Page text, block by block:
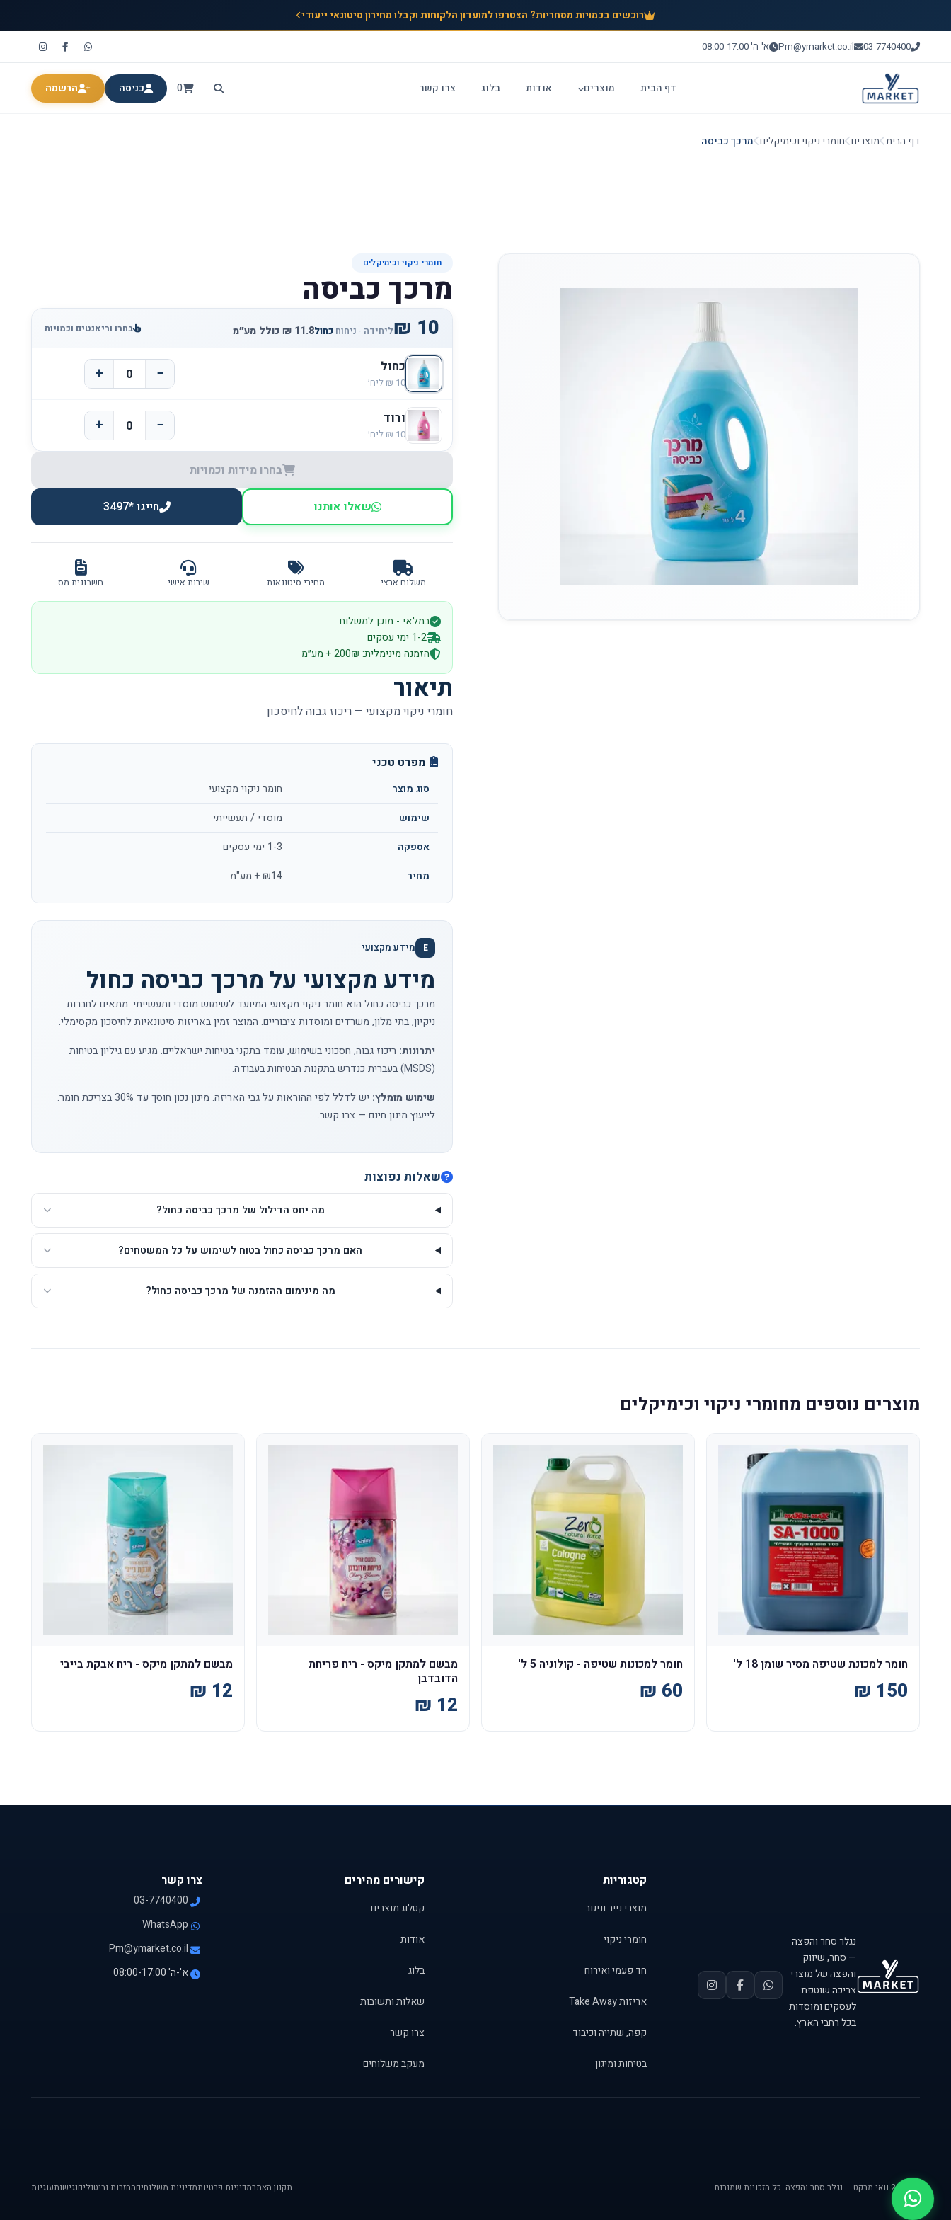
רוכשים בכמויות מסחריות? הצטרפו למועדון הלקוחות וקבלו מחירון סיטונאי ייעודי
03-7740400
Pm@ymarket.co.il א'-ה' 08:00-17:00
דף הבית מוצרים אודות בלוג צרו קשר 0 כניסה הרשמה
דף הבית מוצרים חומרי ניקוי וכימיקלים מרכך כביסה
חומרי ניקוי וכימיקלים
מרכך כביסה
ליחידה · ניחוח כחול בחרו וריאנטים וכמויות
כחול −
+
ורוד −
+
בחרו מידות וכמויות
שאלו אותנו חייגו *3497
משלוח ארצי מחירי סיטונאות שירות אישי חשבונית מס
במלאי - מוכן למשלוח
1-2 ימי עסקים
הזמנה מינימלית: 200₪ + מע״מ
תיאור
חומרי ניקוי מקצועי — ריכוז גבוה לחיסכון
מפרט טכני
סוג מוצר
חומר ניקוי מקצועי
שימוש
מוסדי / תעשייתי
אספקה
1-3 ימי עסקים
מחיר
₪14 + מע"מ
E מידע מקצועי
מידע מקצועי על מרכך כביסה כחול
מרכך כביסה כחול הוא חומר ניקוי מקצועי המיועד לשימוש מוסדי ותעשייתי. מתאים לחברות
ניקיון, בתי מלון, משרדים ומוסדות ציבוריים. המוצר זמין באריזות סיטונאיות לחיסכון מקסימלי.
יתרונות: ריכוז גבוה, חסכוני בשימוש, עומד בתקני בטיחות ישראליים. מגיע עם גיליון בטיחות
(MSDS) בעברית כנדרש בתקנות הבטיחות בעבודה.
שימוש מומלץ:
יש לדלל לפי ההוראות על גבי האריזה. מינון נכון חוסך עד 30% בצריכת חומר.
לייעוץ מינון חינם — צרו קשר.
שאלות נפוצות
מה יחס הדילול של מרכך כביסה כחול?
האם מרכך כביסה כחול בטוח לשימוש על כל המשטחים?
מה מינימום ההזמנה של מרכך כביסה כחול?
מוצרים נוספים מחומרי ניקוי וכימיקלים
חומר למכונת שטיפה מסיר שומן 18 ל' חומר למכונות שטיפה - קולוניה 5 ל'
מבשם למתקן מיקס - ריח פריחת
הדובדבן
מבשם למתקן מיקס - ריח אבקת בייבי
נגלר סחר והפצה
— סחר, שיווק
והפצה של מוצרי
צריכה שוטפת
לעסקים ומוסדות
בכל רחבי הארץ.
קטגוריות
מוצרי נייר וניגוב
חומרי ניקוי
חד פעמי ואירוח
אריזות Take Away
קפה, שתייה וכיבוד
בטיחות ומיגון
קישורים מהירים
קטלוג מוצרים
אודות
בלוג
שאלות ותשובות
צרו קשר
מעקב משלוחים
צרו קשר
03-7740400
WhatsApp
Pm@ymarket.co.il
א'-ה' 08:00-17:00
© 2026 וואי מרקט — נגלר סחר והפצה. כל הזכויות שמורות. תקנון האתרמדיניות פרטיותמדיניות משלוחיםהחזרות וביטוליםנגישותעוגיות